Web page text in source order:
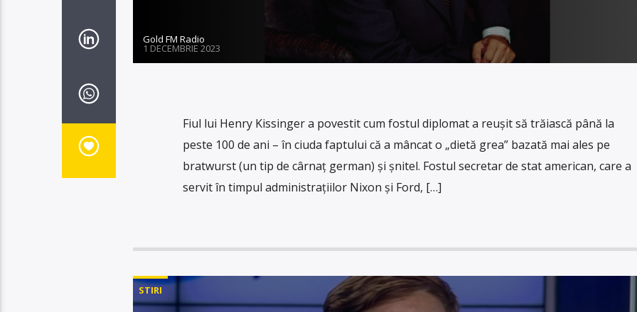
Gold FM Radio
1 DECEMBRIE 2023
Fiul lui Henry Kissinger a povestit cum fostul diplomat a reușit să trăiască până la
peste 100 de ani – în ciuda faptului că a mâncat o „dietă grea” bazată mai ales pe
bratwurst (un tip de cârnaț german) și șnitel. Fostul secretar de stat american, care a
servit în timpul administrațiilor Nixon și Ford, […]
STIRI